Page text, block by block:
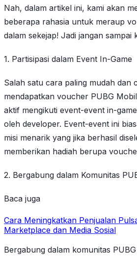
Nah, dalam artikel ini, kami akan
beberapa rahasia untuk meraup
dalam sekejap! Jadi jangan sampai
1. Partisipasi dalam Event In-Game
Salah satu cara paling mudah dan
mendapatkan voucher PUBG
aktif mengikuti event-event in-
oleh developer. Event-event ini
misi menarik yang jika berhasil
memberikan hadiah berupa
2. Bergabung dalam Komunitas
Baca juga
Cara Meningkatkan Penjualan
Marketplace dan Media Sosial
Bergabung dalam komunitas